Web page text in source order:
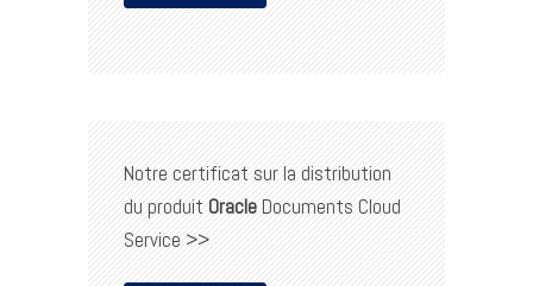
Notre certificat sur la distribution
du produitOracleDocuments Cloud
Service >>